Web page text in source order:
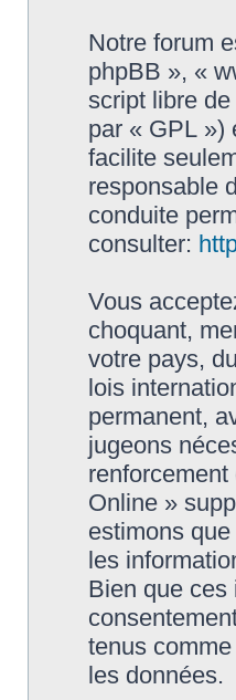
Notre forum
phpBB », «
script libre
par « GPL »)
facilite
responsable
conduite
consulter:
Vous
choquant,
votre pays,
lois
permanent,
jugeons
Online »
estimons
les
Bien que ces
tenus
les données.